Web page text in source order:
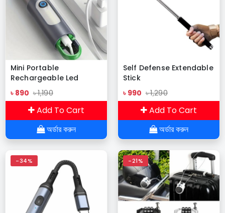
Mini Portable
Rechargeable Led
flashlight with Camping
Light
৳ 890 ৳ 1,190
Add To Cart
অর্ডার করুন
Self Defense Extendable
Stick
৳ 990 ৳ 1,290
Add To Cart
অর্ডার করুন
-34% -21%